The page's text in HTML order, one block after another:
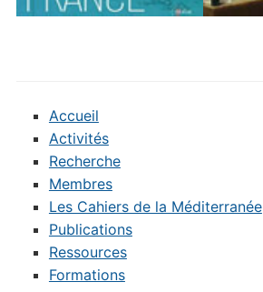
Accueil
Activités
Recherche
Membres
Les Cahiers de la Méditerranée
Publications
Ressources
Formations